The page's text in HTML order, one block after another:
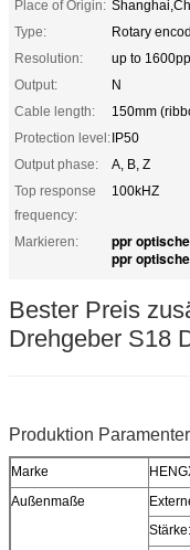
Place of Origin:
Type:
Rotary
Resolution:
up to
Output:
N
Cable length:
150mm
Protection level:IP50
Output phase:
A, B, Z
Top response
frequency:
100kHZ
Markieren: ppr
ppr
Bester Preis
Drehgeber S18
Produktion
Marke
Außenmaße